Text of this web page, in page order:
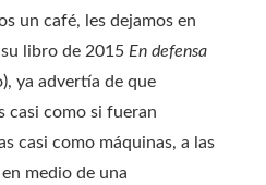
un café, les dejamos en
libro de 2015 En defensa
ya advertía de que
casi como si fueran
casi como máquinas, a las
en medio de una